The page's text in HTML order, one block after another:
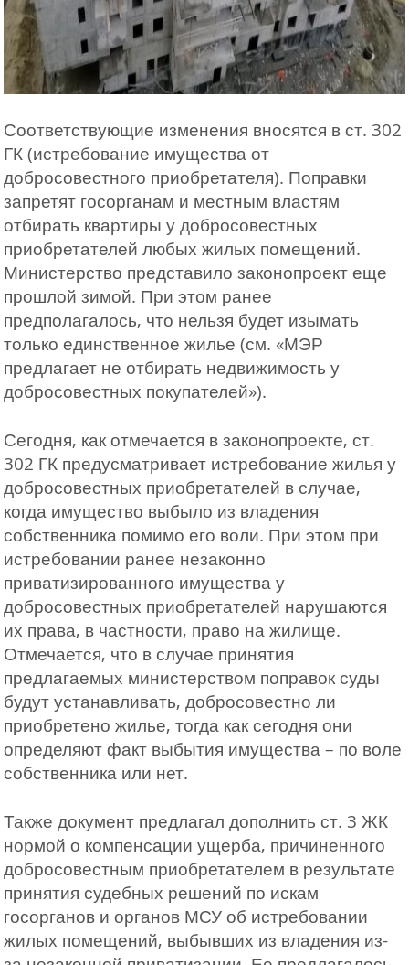
Соответствующие изменения вносятся в ст. 302
ГК (истребование имущества от
добросовестного приобретателя). Поправки
запретят госорганам и местным властям
отбирать квартиры у добросовестных
приобретателей любых жилых помещений.
Министерство представило законопроект еще
прошлой зимой. При этом ранее
предполагалось, что нельзя будет изымать
только единственное жилье (см. «МЭР
предлагает не отбирать недвижимость у
добросовестных покупателей»).
Сегодня, как отмечается в законопроекте, ст.
302 ГК предусматривает истребование жилья у
добросовестных приобретателей в случае,
когда имущество выбыло из владения
собственника помимо его воли. При этом при
истребовании ранее незаконно
приватизированного имущества у
добросовестных приобретателей нарушаются
их права, в частности, право на жилище.
Отмечается, что в случае принятия
предлагаемых министерством поправок суды
будут устанавливать, добросовестно ли
приобретено жилье, тогда как сегодня они
определяют факт выбытия имущества – по воле
собственника или нет.
Также документ предлагал дополнить ст. 3 ЖК
нормой о компенсации ущерба, причиненного
добросовестным приобретателем в результате
принятия судебных решений по искам
госорганов и органов МСУ об истребовании
жилых помещений, выбывших из владения из-